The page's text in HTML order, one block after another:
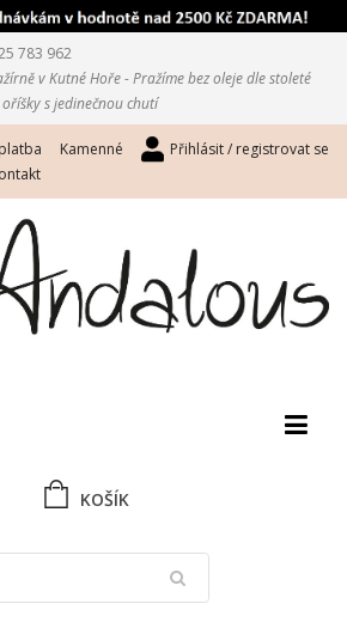
783 962
v Kutné Hoře - Pražíme bez oleje dle stoleté
s jedinečnou chutí
Přihlásit / registrovat se
Kamenné
KOŠÍK